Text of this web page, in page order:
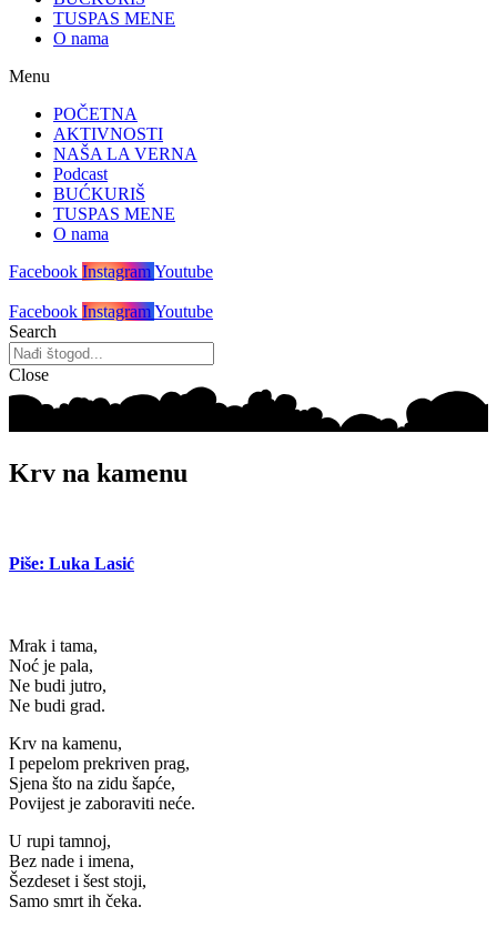
TUSPAS MENE
O nama
Menu
POČETNA
AKTIVNOSTI
NAŠA LA VERNA
Podcast
BUĆKURIŠ
TUSPAS MENE
O nama
Facebook InstagramYoutube
Facebook InstagramYoutube
Search
Close
Krv na kamenu
Piše: Luka Lasić
Mrak i tama,
Noć je pala,
Ne budi jutro,
Ne budi grad.
Krv na kamenu,
I pepelom prekriven prag,
Sjena što na zidu šapće,
Povijest je zaboraviti neće.
U rupi tamnoj,
Bez nade i imena,
Šezdeset i šest stoji,
Samo smrt ih čeka.